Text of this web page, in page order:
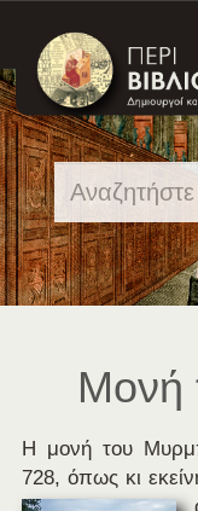
Skip
navigation
Μονή
Η μονή του
728, όπως κι